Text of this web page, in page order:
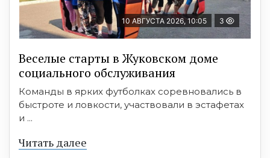
10 АВГУСТА 2026, 10:05 3
Веселые старты в Жуковском доме
социального обслуживания
Команды в ярких футболках соревновались в
быстроте и ловкости, участвовали в эстафетах
и ...
Читать далее